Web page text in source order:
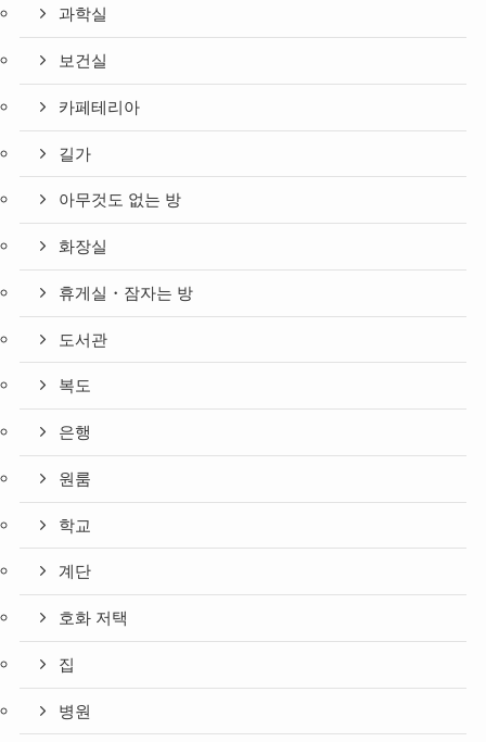
과학실
보건실
카페테리아
길가
아무것도 없는 방
화장실
휴게실・잠자는 방
도서관
복도
은행
원룸
학교
계단
호화 저택
집
병원